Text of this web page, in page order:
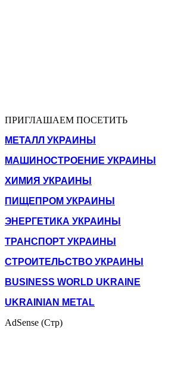
ПРИГЛАШАЕМ ПОСЕТИТЬ
МЕТАЛЛ УКРАИНЫ
МАШИНОСТРОЕНИЕ УКРАИНЫ
ХИМИЯ УКРАИНЫ
ПИЩЕПРОМ УКРАИНЫ
ЭНЕРГЕТИКА УКРАИНЫ
ТРАНСПОРТ УКРАИНЫ
СТРОИТЕЛЬСТВО УКРАИНЫ
BUSINESS WORLD UKRAINE
UKRAINIAN METAL
AdSense (Стр)